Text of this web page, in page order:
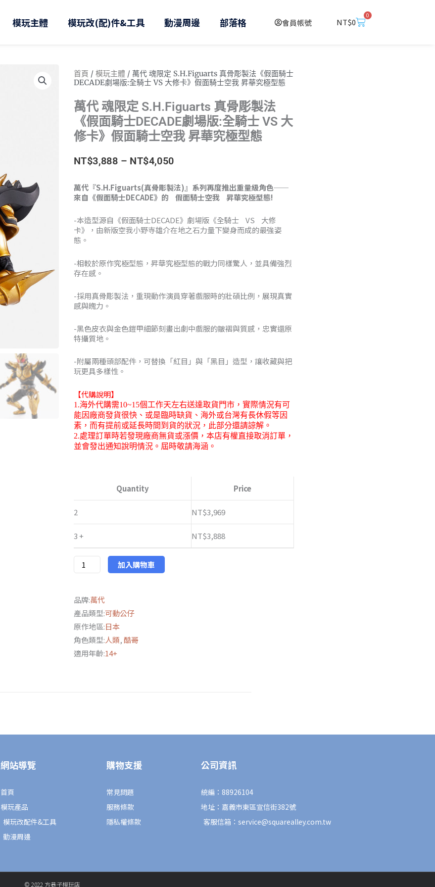
模玩主體 模玩改(配)件&工具 動漫周邊 部落格 會員帳號 NT$0
0
購
物
首頁 / 模玩主體 / 萬代 魂限定 S.H.Figuarts 真骨彫製法《假面騎士
DECADE劇場版:全騎士 VS 大修卡》假面騎士空我 昇華究極型態
萬代 魂限定 S.H.Figuarts 真骨彫製法
《假面騎士DECADE劇場版:全騎士 VS 大
修卡》假面騎士空我 昇華究極型態
NT$3,888 – NT$4,050價
範
圍：
到
萬代『S.H.Figuarts(真骨彫製法)』系列再度推出重量級角色──
來自《假面騎士DECADE》的 假面騎士空我 昇華究極型態!
-本造型源自《假面騎士DECADE》劇場版《全騎士 VS 大修
卡》，由新版空我小野寺雄介在地之石力量下變身而成的最強姿
態。
-相較於原作究極型態，昇華究極型態的戰力同樣驚人，並具備強烈
存在感。
-採用真骨彫製法，重現動作演員穿著戲服時的壯碩比例，展現真實
感與魄力。
-黑色皮衣與金色鎧甲細節刻畫出劇中戲服的皺褶與質感，忠實還原
特攝質地。
-附屬兩種頭部配件，可替換「紅目」與「黑目」造型，讓收藏與把
玩更具多樣性。
【代購說明】
1.海外代購需10~15個工作天左右送達取貨門市， 實際情況有可
能因廠商發貨很快、或是臨時缺貨、海外或台灣有長休假等因
素，而有提前或延長時間到貨的狀況，此部分還請諒解。
2.處理訂單時若發現廠商無貨或漲價，本店有權直接取消訂單，
並會發出通知說明情況。屆時敬請海涵。
Quantity Price
2 NT$3,969
3 + NT$3,888
限
定
S.H.Figuarts
真
法
《假
面
騎
士
騎
空
我
加入購物車
品牌:萬代
產品類型:可動公仔
原作地區:日本
角色類型:人類,酷哥
適用年齡:14+
網站導覽
首頁
模玩產品
模玩改配件&工具
動漫周邊
購物支援
常見問題
服務條款
隱私權條款
公司資訊
統編：88926104
地址：嘉義市東區宣信街382號
客服信箱：service@squarealley.com.tw
© 2022 方巷子模玩店